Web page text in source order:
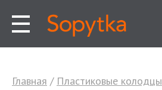
Главная / Пластиковые колодцы